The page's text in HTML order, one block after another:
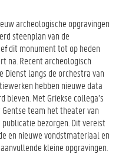
archeologische opgravingen
steenplan van de
dit monument tot op heden
na. Recent archeologisch
Dienst langs de orchestra van
hebben nieuwe data
bleven. Met Griekse collega’s
team het theater van
bezorgen. Dit vereist
en nieuwe vondstmateriaal en
kleine opgravingen.